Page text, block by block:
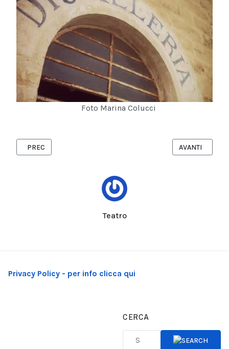
Teatro
Foto Marina Colucci
ARTICOLO PRECEDENTE: SI È CONCLUSA LA SETTIMA
PREC ARTICOLO
AVANTI
Privacy Policy - per info clicca qui
CERCA